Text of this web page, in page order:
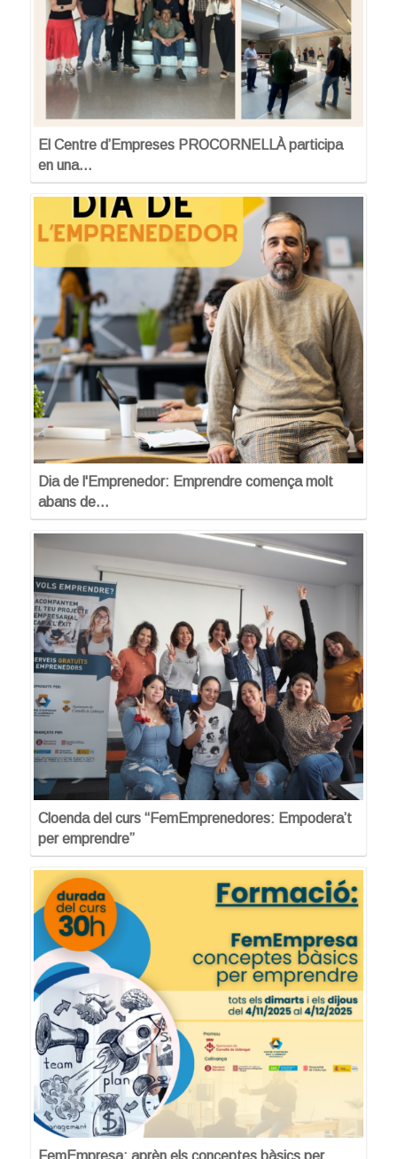
El Centre d’Empreses PROCORNELLÀ participa
en una…
Dia de l'Emprenedor: Emprendre comença molt
abans de…
Cloenda del curs “FemEmprenedores: Empodera’t
per emprendre”
FemEmpresa: aprèn els conceptes bàsics per